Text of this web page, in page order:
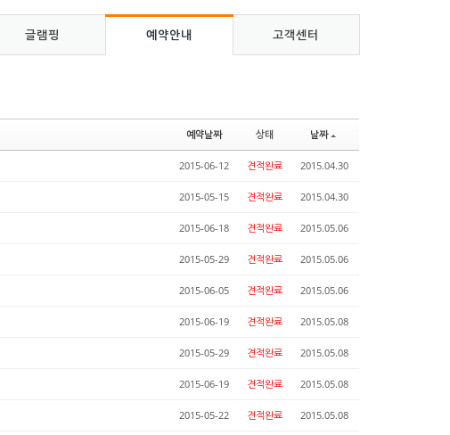
글램핑 예약안내 고객센터
예약날짜 상태 날짜
2015-06-12 견적완료 2015.04.30
2015-05-15 견적완료 2015.04.30
2015-06-18 견적완료 2015.05.06
2015-05-29 견적완료 2015.05.06
2015-06-05 견적완료 2015.05.06
2015-06-19 견적완료 2015.05.08
2015-05-29 견적완료 2015.05.08
2015-06-19 견적완료 2015.05.08
2015-05-22 견적완료 2015.05.08